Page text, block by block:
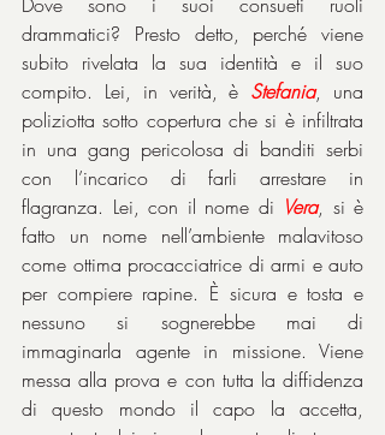
drammatici? Presto detto, perché viene
subito rivelata la sua identità e il suo
compito. Lei, in verità, è Stefania, una
poliziotta sotto copertura che si è infiltrata
in una gang pericolosa di banditi serbi
con l’incarico di farli arrestare in
flagranza. Lei, con il nome di Vera, si è
fatto un nome nell’ambiente malavitoso
come ottima procacciatrice di armi e auto
per compiere rapine. È sicura e tosta e
nessuno si sognerebbe mai di
immaginarla agente in missione. Viene
messa alla prova e con tutta la diffidenza
di questo mondo il capo la accetta,